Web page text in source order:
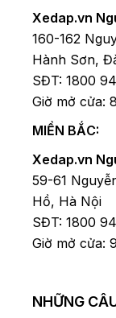
Xedap.vn
160-162
Hành Sơn,
SĐT: 1800
Giờ mở cửa:
MIỀN BẮC:
Xedap.vn
59-61
Hồ, Hà Nội
SĐT: 1800
Giờ mở cửa:
NHỮNG